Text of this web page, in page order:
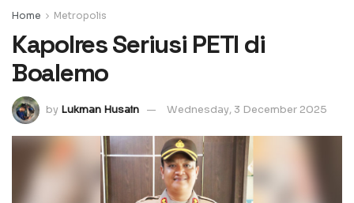
Home Metropolis
Kapolres Seriusi PETI di
Boalemo
by Lukman Husain Wednesday, 3 December 2025